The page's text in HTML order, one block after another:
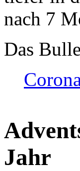
nach 7
Das
Jahr